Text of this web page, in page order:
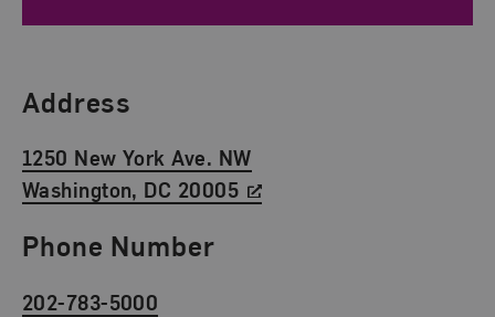
Find Us
Address
1250 New York Ave. NW
Washington, DC 20005
Phone Number
202-783-5000